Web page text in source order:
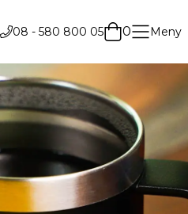
08 - 580 800 05 0 Meny